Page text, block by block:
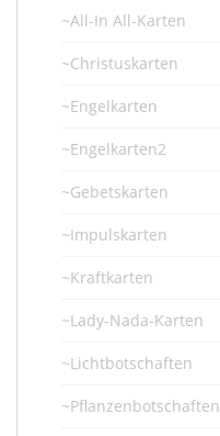
~All-In All-Karten
~Christuskarten
~Engelkarten
~Engelkarten2
~Gebetskarten
~Impulskarten
~Kraftkarten
~Lady-Nada-Karten
~Lichtbotschaften
~Pflanzenbotschaften